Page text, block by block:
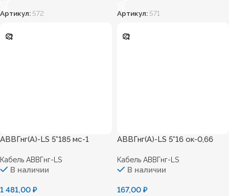
Артикул: 572 Артикул: 571
АВВГнг(А)-LS 5*185 мс-1
Кабель АВВГнг-LS
В наличии
1 481,00 ₽
АВВГнг(А)-LS 5*16 ок-0,66
Кабель АВВГнг-LS
В наличии
167,00 ₽